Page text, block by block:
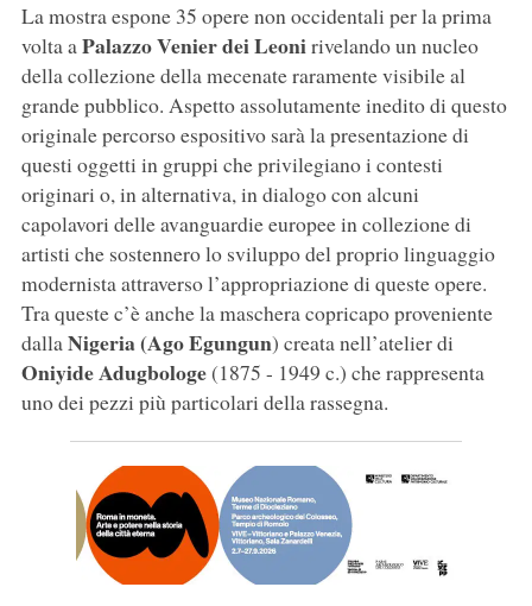
La mostra espone 35 opere non occidentali per la prima
volta aPalazzo Venier dei Leonirivelando un nucleo
della collezione della mecenate raramente visibile al
grande pubblico. Aspetto assolutamente inedito di questo
originale percorso espositivo sarà la presentazione di
questi oggetti in gruppi che privilegiano i contesti
originari o, in alternativa, in dialogo con alcuni
capolavori delle avanguardie europee in collezione di
artisti che sostennero lo sviluppo del proprio linguaggio
modernista attraverso l’appropriazione di queste opere.
Tra queste c’è anche la maschera copricapo proveniente
dallaNigeria(Ago Egungun) creata nell’atelier di
Oniyide Adugbologe(1875 - 1949 c.) che rappresenta
uno dei pezzi più particolari della rassegna.